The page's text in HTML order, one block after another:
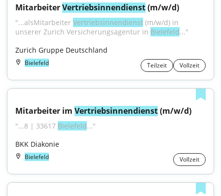
Mitarbeiter Vertriebsinnendienst (m/w/d)
"...alsMitarbeiter Vertriebsinnendienst (m/w/d) in
unserer Zurich Versicherungsagentur in Bielefeld..."
Zurich Gruppe Deutschland
Bielefeld Teilzeit Vollzeit
Mitarbeiter im Vertriebsinnendienst (m/w/d)
"...8 | 33617 Bielefeld..."
BKK Diakonie
Bielefeld Vollzeit